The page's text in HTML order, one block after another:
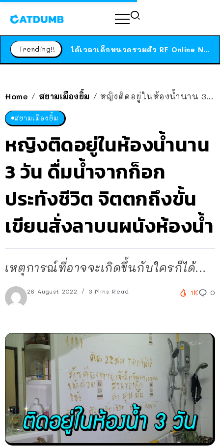
Trending!! ได้เวลาเด็กหนวดรวมตัว RF Online Next เปิดให้เล่นแล้ว เกม Sci-Fi MMORPG ระดับตำนาน เล่นได้ทั้งมือถือและ PC
Home / สยามเมืองยิ้ม / หญิงติดอยู่ในห้องน้ำนาน 3 วัน ดื่มน้ำจากก็อกประทังชีวิต จิตตกถึงขั้นเขียนสั่งลาบนผนังห้องน้ำ
สยามเมืองยิ้ม
หญิงติดอยู่ในห้องน้ำนาน
3 วัน ดื่มน้ำจากก็อก
ประทังชีวิต จิตตกถึงขั้น
เขียนสั่งลาบนผนังห้องน้ำ
เหตุการณ์ที่อาจจะเกิดขึ้นกับใครก็ได้...
26 August 2022 3 Mins Read 1K 0